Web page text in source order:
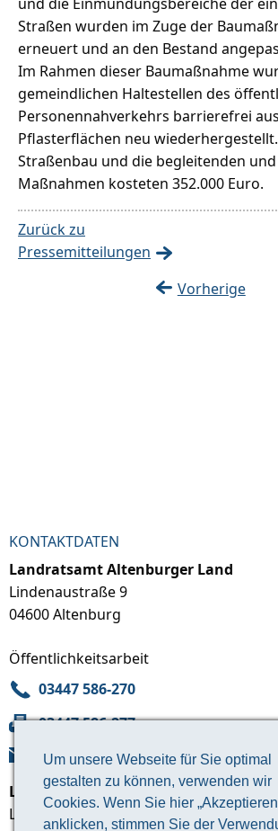
Um unsere Webseite für Sie optimal
gestalten zu können, verwenden wir
Cookies. Wenn Sie hier
anklicken, stimmen Sie der
Straßen wurden im Zuge der
erneuert und an den Bestand
Im Rahmen dieser Baumaßnahme
gemeindlichen Haltestellen des
Personennahverkehrs barrierefrei
Pflasterflächen neu
Straßenbau und die begleitenden
Maßnahmen kosteten 352.000 Euro.
Vorherige
Zurück zu
Pressemitteilungen
KONTAKTDATEN
Landratsamt Altenburger Land
Lindenaustraße 9
04600 Altenburg
Öffentlichkeitsarbeit
03447 586-270
03447 586-277
Mail
Landratsamt Altenburger Land
Lindenaustraße 9